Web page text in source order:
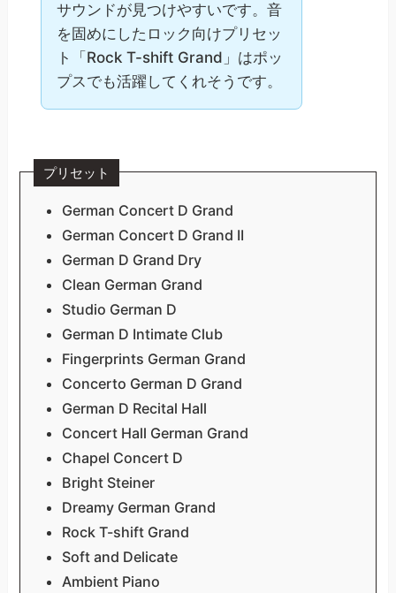
サウンドが見つけやすいです。音
を固めにしたロック向けプリセッ
ト「Rock T-shift Grand」はポッ
プスでも活躍してくれそうです。
プリセット
German Concert D Grand
German Concert D Grand II
German D Grand Dry
Clean German Grand
Studio German D
German D Intimate Club
Fingerprints German Grand
Concerto German D Grand
German D Recital Hall
Concert Hall German Grand
Chapel Concert D
Bright Steiner
Dreamy German Grand
Rock T-shift Grand
Soft and Delicate
Ambient Piano